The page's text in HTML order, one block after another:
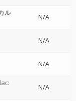
ル
N/A
N/A
N/A
N/A